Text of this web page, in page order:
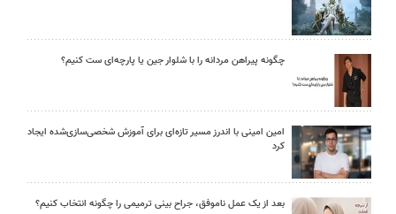
چگونه پیراهن مردانه را با شلوار جین یا پارچه‌ای ست کنیم؟
امین امینی با اندرز مسیر تازه‌ای برای آموزش شخصی‌سازی‌شده ایجاد
کرد
بعد از یک عمل ناموفق، جراح بینی ترمیمی را چگونه انتخاب کنیم؟